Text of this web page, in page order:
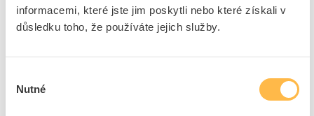
informacemi, které jste jim poskytli nebo které získali v
důsledku toho, že používáte jejich služby.
souhlasu
Nutné
151
PROTEC Rychlospojka PFSHVI 0510/4808 s izolací